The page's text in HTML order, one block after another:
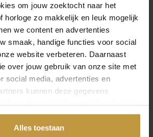
om jouw zoektocht naar het
horloge zo makkelijk en leuk mogelijk
we content en advertenties
smaak, handige functies voor social
website verbeteren. Daarnaast
over jouw gebruik van onze site met
social media, advertenties en
kunnen deze gegevens
informatie die je met hen hebt
verzameld via jouw gebruik van
Alles toestaan
ARTIKELEN
IS
KETTINGLENGTE
KIEZEN: ZO BEPAAL JE
DE JUISTE LENGTE